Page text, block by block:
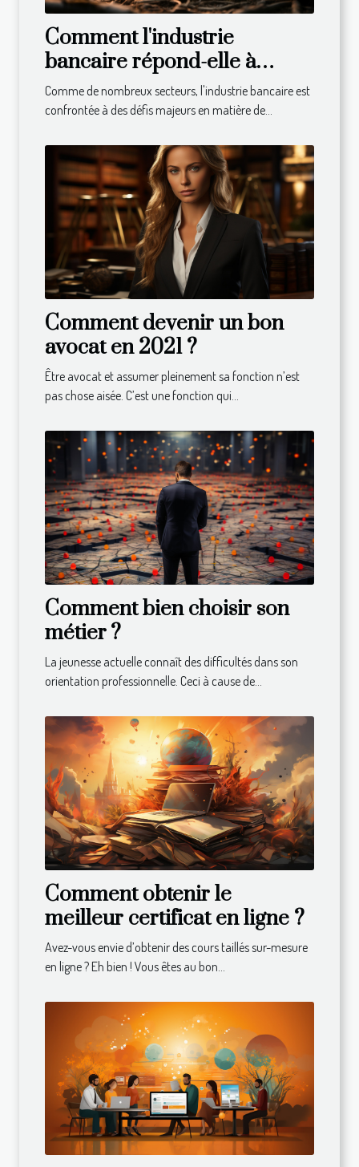
Comment l'industrie
bancaire répond-elle à
l'appel du développement
durable ?
Comme de nombreux secteurs, l'industrie bancaire est
confrontée à des défis majeurs en matière de...
Comment devenir un bon
avocat en 2021 ?
Être avocat et assumer pleinement sa fonction n’est
pas chose aisée. C’est une fonction qui...
Comment bien choisir son
métier ?
La jeunesse actuelle connaît des difficultés dans son
orientation professionnelle. Ceci à cause de...
Comment obtenir le
meilleur certificat en ligne ?
Avez-vous envie d’obtenir des cours taillés sur-mesure
en ligne ? Eh bien ! Vous êtes au bon...